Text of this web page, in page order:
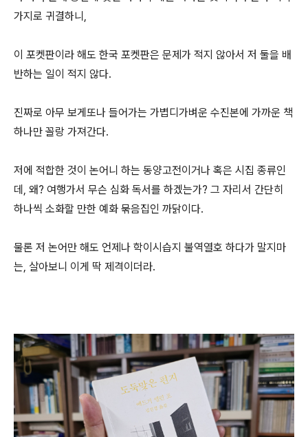
가지로 귀결하니,
이 포켓판이라 해도 한국 포켓판은 문제가 적지 않아서 저 둘을 배
반하는 일이 적지 않다.
진짜로 아무 보게또나 들어가는 가볍디가벼운 수진본에 가까운 책
하나만 꼴랑 가져간다.
저에 적합한 것이 논어니 하는 동양고전이거나 혹은 시집 종류인
데, 왜? 여행가서 무슨 심화 독서를 하겠는가? 그 자리서 간단히
하나씩 소화할 만한 예화 묶음집인 까닭이다.
물론 저 논어만 해도 언제나 학이시습지 불역열호 하다가 말지마
는, 살아보니 이게 딱 제격이더라.